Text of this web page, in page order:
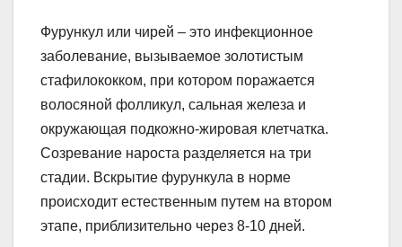
Фурункул или чирей – это инфекционное
заболевание, вызываемое золотистым
стафилококком, при котором поражается
волосяной фолликул, сальная железа и
окружающая подкожно-жировая клетчатка.
Созревание нароста разделяется на три
стадии. Вскрытие фурункула в норме
происходит естественным путем на втором
этапе, приблизительно через 8-10 дней.